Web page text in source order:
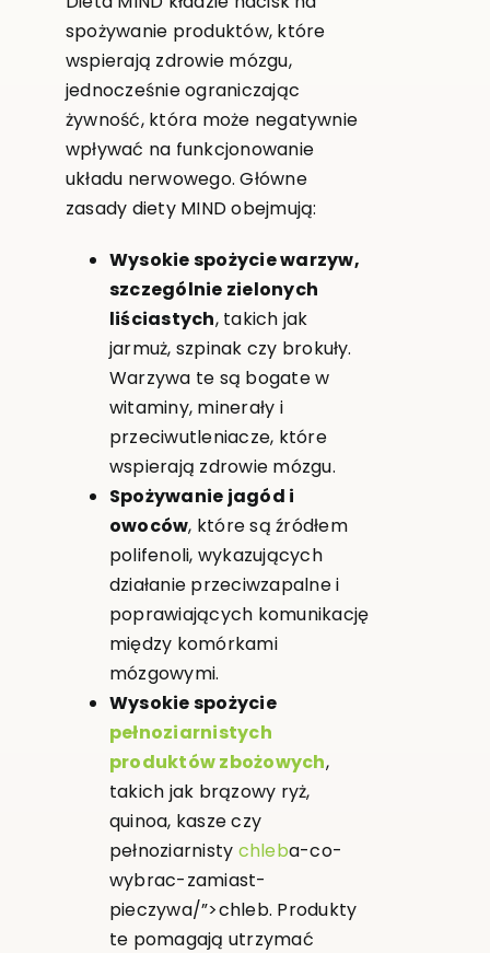
spożywanie produktów, które
wspierają zdrowie mózgu,
jednocześnie ograniczając
żywność, która może negatywnie
wpływać na funkcjonowanie
układu nerwowego. Główne
zasady diety MIND obejmują:
Wysokie spożycie warzyw,
szczególnie zielonych
liściastych, takich jak
jarmuż, szpinak czy brokuły.
Warzywa te są bogate w
witaminy, minerały i
przeciwutleniacze, które
wspierają zdrowie mózgu.
Spożywanie jagód i
owoców, które są źródłem
polifenoli, wykazujących
działanie przeciwzapalne i
poprawiających komunikację
między komórkami
mózgowymi.
Wysokie spożycie
pełnoziarnistych
produktów zbożowych,
takich jak brązowy ryż,
quinoa, kasze czy
pełnoziarnisty chleba-co-
wybrac-zamiast-
pieczywa/”>chleb. Produkty
te pomagają utrzymać